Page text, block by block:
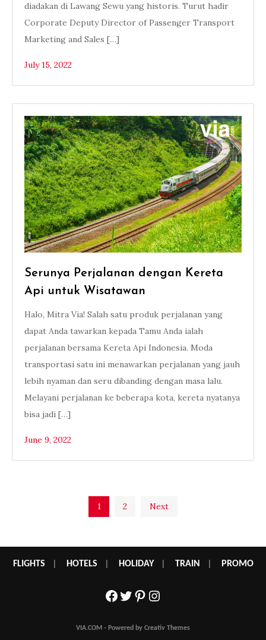
diadakan di Lawang Sewu yang historis. Turut hadir
Corporate Deputy Director of Passenger Transport
Marketing and Sales […]
July 15, 2022
Serunya Perjalanan dengan Kereta
Api untuk Wisatawan
Halo, Mitra Via! Salah satu produk perjalanan yang
dapat Anda tawarkan kepada Tamu Anda ialah
perjalanan bersama Kereta Api Indonesia. Moda
transportasi satu ini menawarkan perjalanan yang jauh
lebih nyaman dan seru dibanding dengan masa lalu.
Melayani perjalanan ke beberapa kota, kereta nyatanya
bisa jadi […]
June 9, 2022
pagination
1 2 Next
FLIGHTS HOTELS HOLIDAY| TRAIN PROMO
Facebook
Twitter
Pinterest
Instagram
VIA.COM - Powered by Creativ Themes